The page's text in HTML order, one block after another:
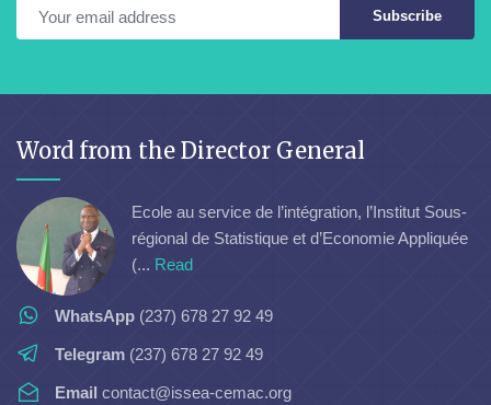
Subscribe
Word from the Director General
Ecole au service de l’intégration, l’Institut Sous-
régional de Statistique et d’Economie Appliquée
(... Read
WhatsApp (237) 678 27 92 49
Telegram (237) 678 27 92 49
Email contact@issea-cemac.org